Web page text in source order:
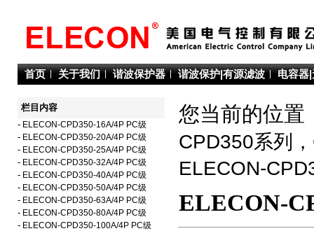
首页 关于我们 谐波保护器 谐波保护|有源滤波 电容器
栏目内容
- ELECON-CPD350-16A/4P PC级
- ELECON-CPD350-20A/4P PC级
- ELECON-CPD350-25A/4P PC级
- ELECON-CPD350-32A/4P PC级
- ELECON-CPD350-40A/4P PC级
- ELECON-CPD350-50A/4P PC级
- ELECON-CPD350-63A/4P PC级
- ELECON-CPD350-80A/4P PC级
- ELECON-CPD350-100A/4P PC级
您当前的位
CPD350系列
ELECON-
ELECON-